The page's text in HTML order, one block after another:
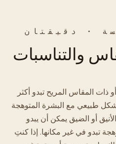
· دقيقتان
والتناسبات
ذات المقاس المريح تبدو أكثر
طبيعي مع البشرة المتوهجة
أو الضيق يمكن أن يبدو
تبدو في غير مكانها. إذا كنتِ